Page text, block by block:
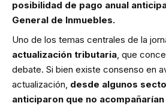
posibilidad de pago anual
General de Inmuebles.
Uno de los temas centrales de la
actualización tributaria, que
debate. Si bien existe consenso en
actualización, desde algunos
anticiparon que no